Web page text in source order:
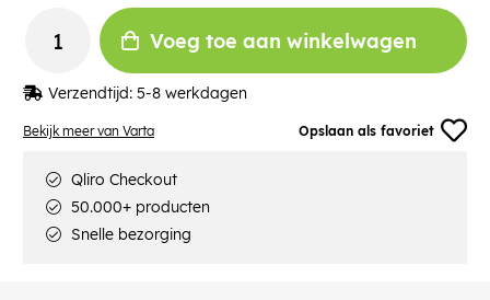
Bekijk meer van Varta Opslaan als favoriet
Voeg toe aan winkelwagen
Verzendtijd: 5-8 werkdagen
Qliro Checkout
50.000+ producten
Snelle bezorging